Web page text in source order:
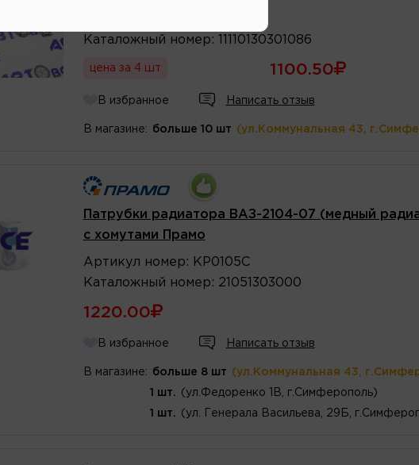
Каталожный номер : 11110130301086
цена за 4 шт 1100.50
В избранное Написать отзыв
В магазине: больше 10 шт (ул.Коммунальная 43,
Патрубки радиатора ВАЗ-2104-07 (медный
с хомутами Прамо
Артикул номер : KP0105C
Каталожный номер : 21051303000
1220.00
В избранное Написать отзыв
В магазине: больше 8 шт (ул.Коммунальная 43,
1 шт. (ул.Федоренко 1В, г.Симферополь)
1 шт. (ул. Генерала Васильева, 29Б,